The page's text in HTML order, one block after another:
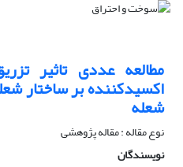
مطالعه عددی تاثیر
اکسیدکننده بر ساختار
شعله
نوع مقاله : مقاله پژوهشی
نویسندگان